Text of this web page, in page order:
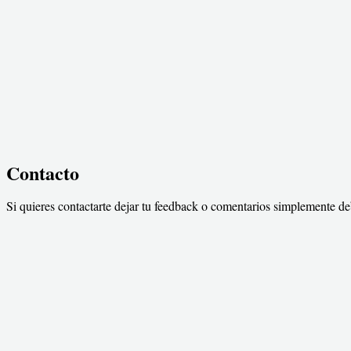
Contacto
Si quieres contactarte dejar tu feedback o comentarios simplemente